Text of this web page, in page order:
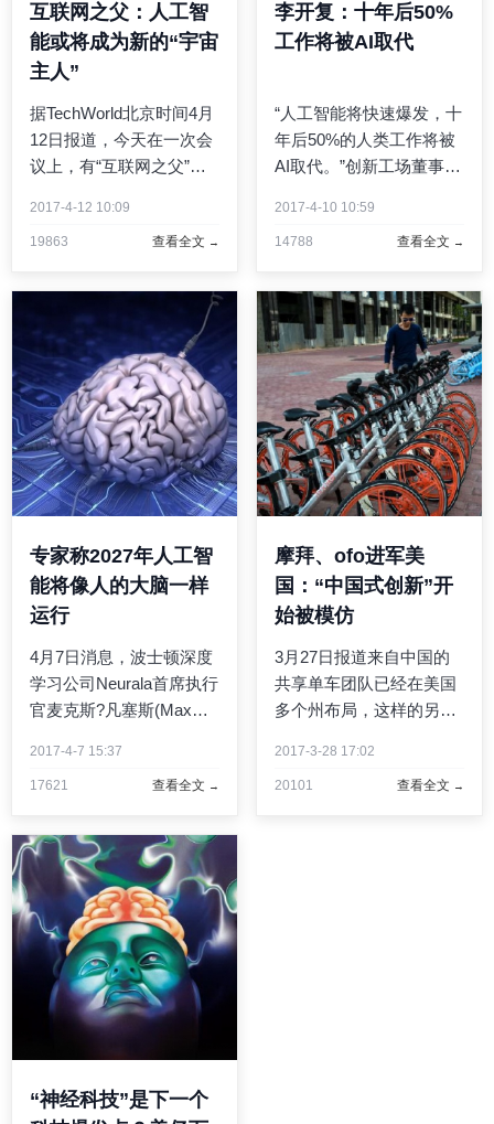
互联网之父：人工智
能或将成为新的“宇宙
主人”
据TechWorld北京时间4月
12日报道，今天在一次会
议上，有“互联网之父”之
来数年互联网的担忧，其
通过创建和运营自己的公
司，人工智能系统将成 ...
2017-4-12 10:09
19863 查看全文
李开复：十年后50%
工作将被AI取代
“人工智能将快速爆发，十
年后50%的人类工作将被
AI取代。”创新工场董事长
出自己的判断。自2015年
的他因人工智能的兴起再
次变得高调。作为曾经 ...
2017-4-10 10:59
14788 查看全文
专家称2027年人工智
能将像人的大脑一样
运行
4月7日消息，波士顿深度
学习公司Neurala首席执行
官麦克斯?凡塞斯(Max
2017年的人工智能（AI)将
运行，其能力将远超今天
的人工智能，从而能为我
2017-4-7 15:37
17621 查看全文
摩拜、ofo进军美
国：“中国式创新”开
始被模仿
3月27日报道来自中国的
共享单车团队已经在美国
多个州布局，这样的另
象的遍地都是不同牌子的
2017-3-28 17:02
20101 查看全文
“神经科技”是下一个